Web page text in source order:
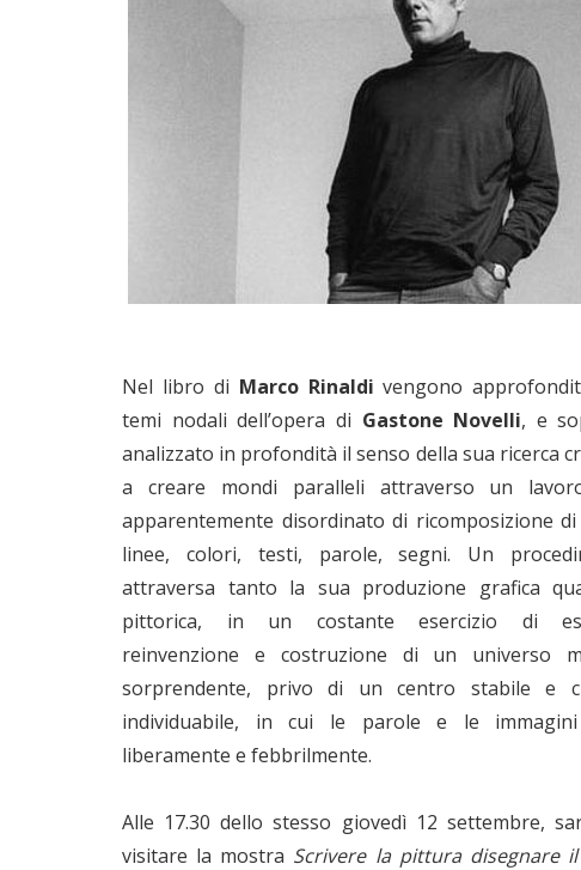
Nel libro di Marco Rinaldi vengono
temi nodali dell’opera di Gastone Novelli, e
analizzato in profondità il senso della sua ricerca
a creare mondi paralleli attraverso un
apparentemente disordinato di ricomposizione
linee, colori, testi, parole, segni. Un
attraversa tanto la sua produzione grafica
pittorica, in un costante esercizio di
reinvenzione e costruzione di un universo
sorprendente, privo di un centro stabile e
individuabile, in cui le parole e le immagini
liberamente e febbrilmente.
Alle 17.30 dello stesso giovedì 12 settembre,
visitare la mostra Scrivere la pittura disegnare